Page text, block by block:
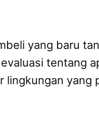
yang baru
tentang
yang